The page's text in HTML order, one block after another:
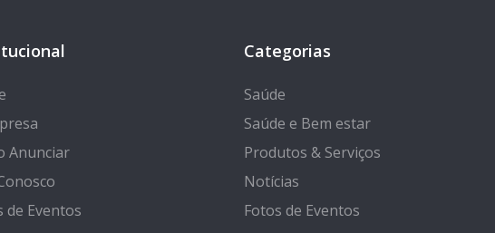
Anunciar
de Eventos
Categorias
Saúde
Saúde e Bem estar
Produtos & Serviços
Notícias
Fotos de Eventos